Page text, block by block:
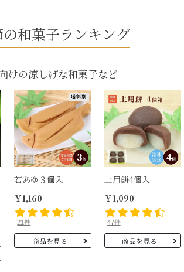
和菓子ランキング
けの涼しげな和菓子など
若あゆ３個入
￥1,160
21件
商品を見る
土用餅4個入
￥1,090
47件
商品を見る